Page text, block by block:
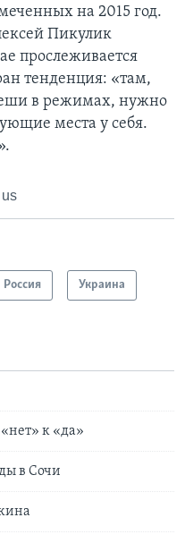
на 2015 год.
Пикулик
прослеживается
тенденция: «там,
в режимах, нужно
места у себя.
Россия Украина
к «да»
в Сочи